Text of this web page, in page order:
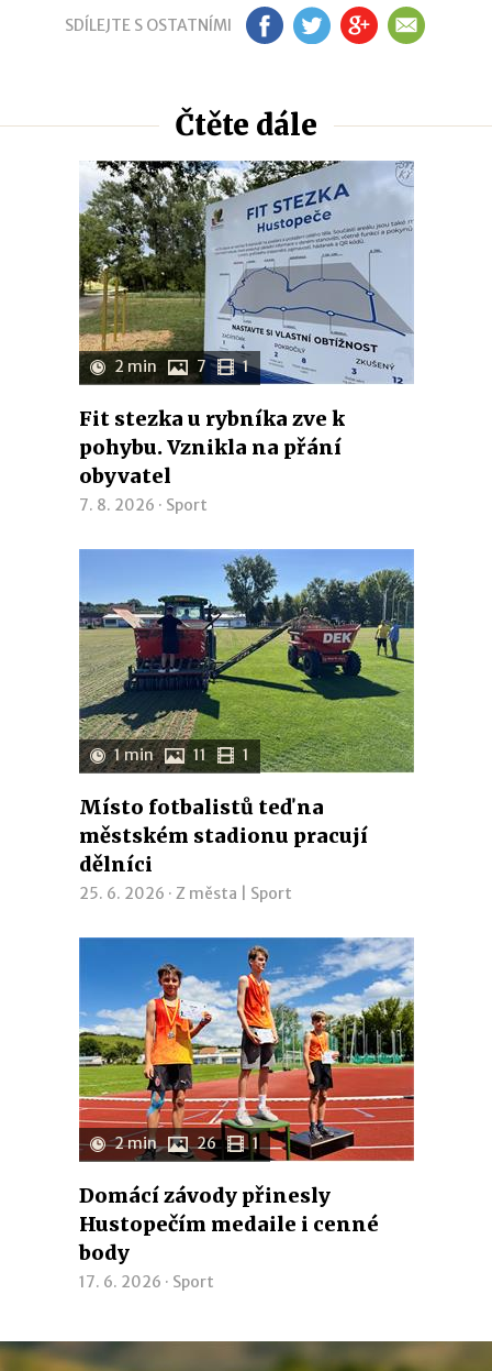
SDÍLEJTE S OSTATNÍMI FB TW GP EM
Čtěte dále
2 min 7 1
Fit stezka u rybníka zve k
pohybu. Vznikla na přání
obyvatel
7. 8. 2026 · Sport
1 min 11 1
Místo fotbalistů teď na
městském stadionu pracují
dělníci
25. 6. 2026 · Z města Sport
2 min 26 1
Domácí závody přinesly
Hustopečím medaile i cenné
body
17. 6. 2026 · Sport